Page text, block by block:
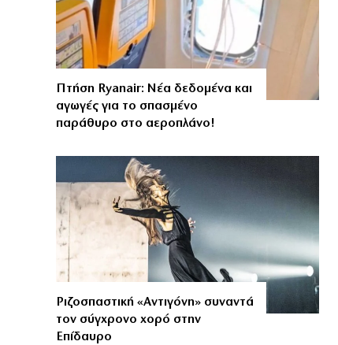
Πτήση Ryanair: Νέα δεδομένα και
αγωγές για το σπασμένο
παράθυρο στο αεροπλάνο!
Ριζοσπαστική «Αντιγόνη» συναντά
τον σύγχρονο χορό στην
Επίδαυρο